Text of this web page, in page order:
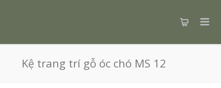
Kệ trang trí gỗ óc chó MS 12